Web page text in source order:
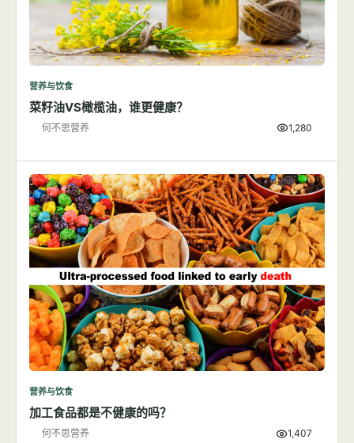
营养与饮食
菜籽油VS橄榄油，谁更健康？
何不思营养 1,280
营养与饮食
加工食品都是不健康的吗？
何不思营养 1,407